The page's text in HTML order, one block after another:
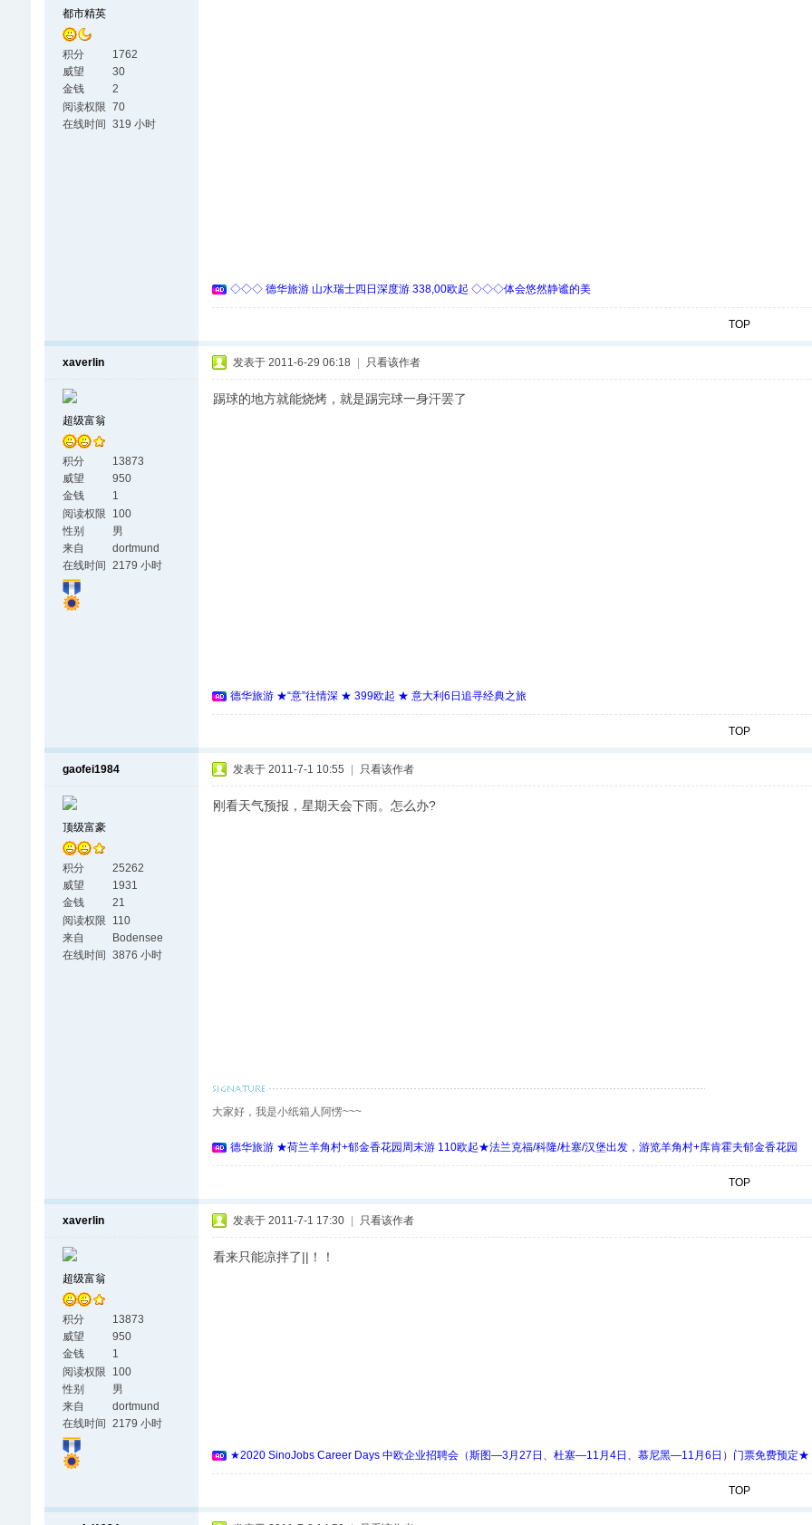
都市精英
积分
1762
威望
30
金钱
2
阅读权限 70
在线时间 319 小时
◇◇◇ 德华旅游 山水瑞士四日深度游 338,00欧起 ◇◇◇体会悠然静谧的美
TOP
xaverlin
超级富翁
积分
13873
威望
950
金钱
1
阅读权限
100
性别
男
来自
dortmund
在线时间
2179 小时
发表于 2011-6-29 06:18 只看该作者
踢球的地方就能烧烤，就是踢完球一身汗罢了
德华旅游 ★“意”往情深 ★ 399欧起 ★ 意大利6日追寻经典之旅
TOP
gaofei1984
顶级富豪
积分
25262
威望
1931
金钱
21
阅读权限
110
来自
Bodensee
在线时间
3876 小时
发表于 2011-7-1 10:55 只看该作者
刚看天气预报，星期天会下雨。怎么办?
大家好，我是小纸箱人阿愣~~~
德华旅游 ★荷兰羊角村+郁金香花园周末游 110欧起★法兰克福/科隆/杜塞/汉堡出发，游览羊角村+库肯霍夫郁金香花园
TOP
xaverlin
超级富翁
积分
13873
威望
950
金钱
1
阅读权限
100
性别
男
来自
dortmund
在线时间
2179 小时
发表于 2011-7-1 17:30 只看该作者
看来只能凉拌了||！！
★2020 SinoJobs Career Days 中欧企业招聘会（斯图—3月27日、杜塞—11月4日、慕尼黑—11月6日）门票免费预定★
TOP